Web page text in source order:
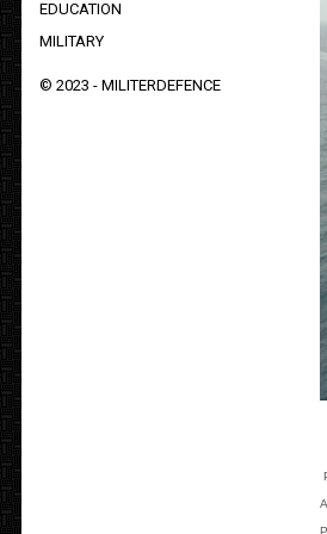
EDUCATION
MILITARY
© 2023 - MILITERDEFENCE